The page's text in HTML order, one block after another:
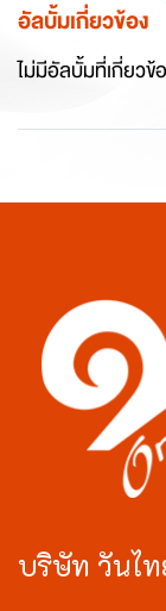
อัลบั้มเกี่ยวข้อง
ไม่มีอัลบั้มที่เกี่ยวข้
บริษัท วันไ